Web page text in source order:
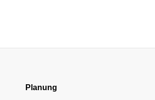
Planung